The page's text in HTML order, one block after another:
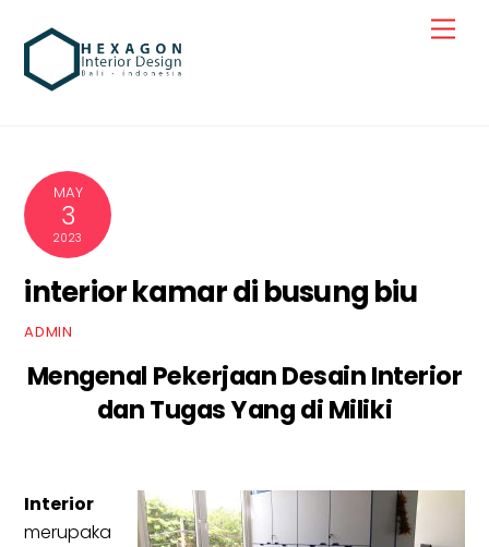
content
MAY
3
2023
interior kamar di busung biu
ADMIN
Mengenal Pekerjaan Desain Interior
dan Tugas Yang di Miliki
Interior
merupaka